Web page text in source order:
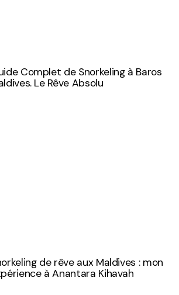
Complet de Snorkeling à Baros
Le Rêve Absolu
de rêve aux Maldives : mon
à Anantara Kihavah